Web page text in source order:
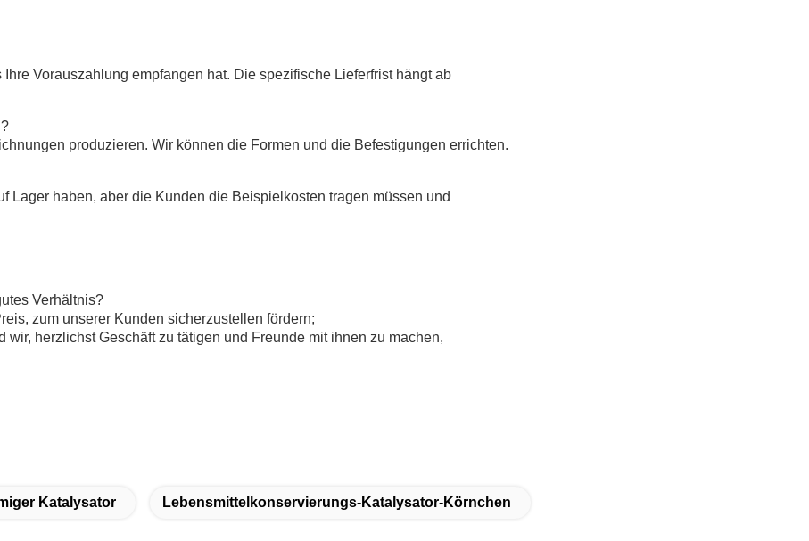
Vorauszahlung empfangen hat. Die spezifische Lieferfrist hängt ab
produzieren. Wir können die Formen und die Befestigungen errichten.
Lager haben, aber die Kunden die Beispielkosten tragen müssen und
Verhältnis?
zum unserer Kunden sicherzustellen fördern;
herzlichst Geschäft zu tätigen und Freunde mit ihnen zu machen,
Katalysator Lebensmittelkonservierungs-Katalysator-Körnchen